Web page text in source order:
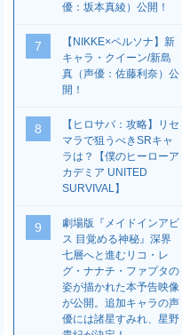
優：坂本真綾）公開！
7
【NIKKE×ペルソナ】新
キャラ・クイーン/新島
真（声優：佐藤利奈）公
開！
8
【ヒロサバ：攻略】リセ
マラで狙うべきSRキャ
ラは？【僕のヒーローア
カデミア UNITED
SURVIVAL】
9
劇場版『メイドインアビ
ス 目覚める神秘』深界
七層へと進むリコ・レ
グ・ナナチ・ファプタの
姿が描かれた本予告映像
が公開。追加キャラの声
優には諸星すみれ、星野